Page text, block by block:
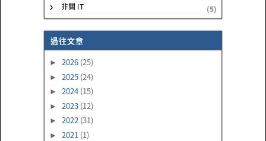
非關 IT
(5)
過往文章
► 2026 (25)
► 2025 (24)
► 2024 (15)
► 2023 (12)
► 2022 (31)
► 2021 (1)